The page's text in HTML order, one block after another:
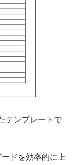
テンプレートで
ドを効率的に上